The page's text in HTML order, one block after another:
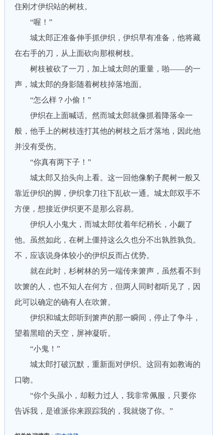
住刚才伊织站的树枝。
“喔！”
城太郎正准备伸手抓伊织，伊织早有准备，他将藏
在右手的刀，从上面砍向那根树枝。
树枝被砍了一刀，加上城太郎的重量，啪——的一
声，城太郎的身影随着树枝掉落地面。
“怎么样？小偷！”
伊织在上面喊话。然而城太郎就像抓着降落伞一
般，他手上的树枝连打其他的树枝之后才落地，因此他
并没有受伤。
“你真有两下子！”
城太郎又抬头向上看。这一回他像豹子爬树一般又
靠近伊织的脚，伊织拿刀往下乱砍一通。城太郎双手不
方便，想接近伊织更不是那么容易。
伊织人小鬼大，而城太郎仗着年纪稍长，小觑了
他。虽然如此，在树上僵持这么久也分不出孰胜孰负。
不，应该说身体较小的伊织反而占优势。
就在此时，杉树林的另一端传来箫声，虽然看不到
吹箫的人，也不知人在何方，但两人同时都听见了，因
此可以确定的确有人在吹箫。
伊织和城太郎听到箫声的那一瞬间，停止了争斗，
望着黑暗的天空，屏神凝听。
“小鬼！”
城太郎打破沉默，重新面对伊织。这回有如教诲的
口吻。
“你个头虽小，却毅力过人，我非常佩服，只要你
告诉我，是谁派你来跟踪我的，我就饶了你。”